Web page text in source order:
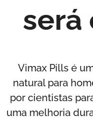
será
Vimax Pills é
natural para
por cientistas
uma melhoria